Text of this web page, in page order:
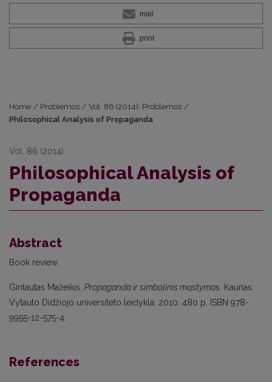
mail
print
Home / Problemos / Vol. 86 (2014): Problemos /
Philosophical Analysis of Propaganda
Vol. 86 (2014)
Philosophical Analysis of
Propaganda
Abstract
Book review.
Gintautas Mažeikis. Propaganda ir simbolinis mąstymas.
Kaunas:
Vytauto Didžiojo universiteto leidykla, 2010. 480 p. ISBN 978-
9955-12-575-4.
References